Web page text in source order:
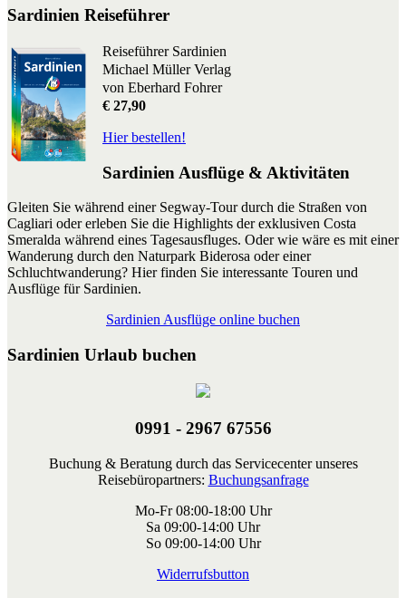
Sardinien Reiseführer
Reiseführer Sardinien
Michael Müller Verlag
von Eberhard Fohrer
€ 27,90
Hier bestellen!
Sardinien Ausflüge & Aktivitäten
Gleiten Sie während einer Segway-Tour durch die Straßen von
Cagliari oder erleben Sie die Highlights der exklusiven Costa
Smeralda während eines Tagesausfluges. Oder wie wäre es mit einer
Wanderung durch den Naturpark Biderosa oder einer
Schluchtwanderung? Hier finden Sie interessante Touren und
Ausflüge für Sardinien.
Sardinien Ausflüge online buchen
Sardinien Urlaub buchen
0991 - 2967 67556
Buchung & Beratung durch das Servicecenter unseres
Reisebüropartners: Buchungsanfrage
Mo-Fr 08:00-18:00 Uhr
Sa 09:00-14:00 Uhr
So 09:00-14:00 Uhr
Widerrufsbutton